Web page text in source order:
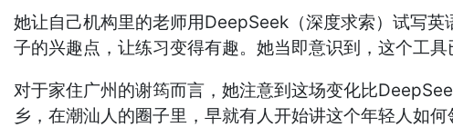
她让自己机构里的老师用DeepSeek（深度求索）试写
子的兴趣点，让练习变得有趣。她当即意识到，这个工
对于家住广州的谢筠而言，她注意到这场变化比
乡，在潮汕人的圈子里，早就有人开始讲这个年轻人如